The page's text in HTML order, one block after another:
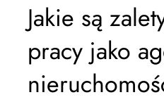
Jakie są
pracy jako